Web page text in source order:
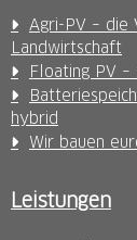
Agri-PV – die
Landwirtschaft
Floating PV
hybrid
Wir bauen
Leistungen